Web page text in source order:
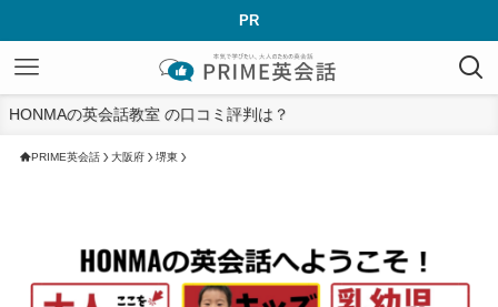
PR
HONMAの英会話教室 の口コミ評判は？
PRIME英会話 大阪府 堺東